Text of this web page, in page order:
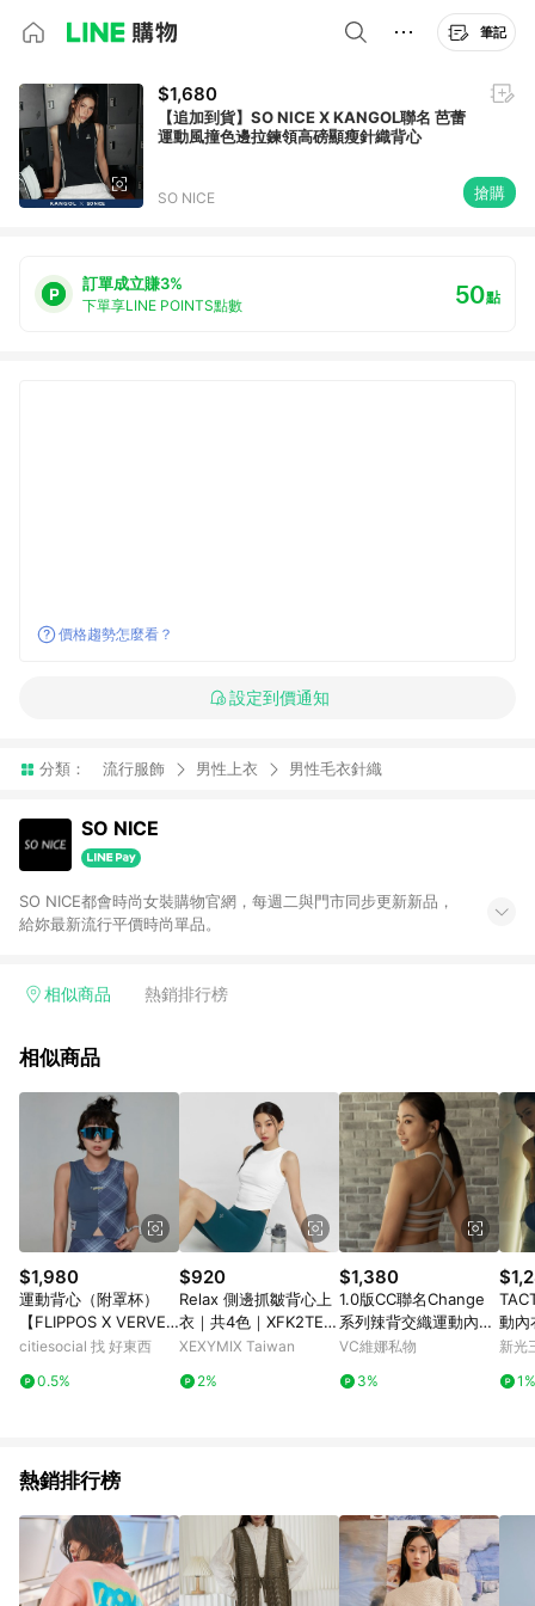
筆記
$1,680
【追加到貨】SO NICE X KANGOL聯名 芭蕾
運動風撞色邊拉鍊領高磅顯瘦針織背心
SO NICE 搶購
訂單成立賺3%
下單享LINE POINTS點數 50點
價格趨勢怎麼看？
設定到價通知
分類： 流行服飾 男性上衣 男性毛衣針織
SO NICE
SO NICE都會時尚女裝購物官網，每週二與門市同步更新新品，
給妳最新流行平價時尚單品。
相似商品 熱銷排行榜
相似商品
$1,980
運動背心（附罩杯）
【FLIPPOS X VERVE
｜LECTURE CRUSH B
citiesocial 找 好東西
0.5%
$920
Relax 側邊抓皺背心上
衣｜共4色｜XFK2TE1
006
XEXYMIX Taiwan
2%
$1,380
1.0版CC聯名Change
系列辣背交織運動內衣
中強度-三色VCstyle3
VC維娜私物
3%
動內
新光
1%
熱銷排行榜